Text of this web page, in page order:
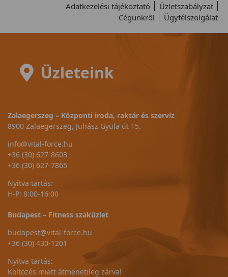
Adatkezelési tájékoztató
Üzletszabályzat
Cégünkről
Ügyfélszolgálat
Üzleteink
Zalaegerszeg – Központi iroda, raktár és szerviz
8900 Zalaegerszeg, Juhász Gyula út 15.
info@vital-force.hu
+36 (30) 627-8603
+36 (30) 627-7865
Nyitva tartás:
H-P: 8:00-16:00
Budapest – Fitness szaküzlet
budapest@vital-force.hu
+36 (30) 430-1201
Nyitva tartás:
Költözés miatt átmenetileg zárva!